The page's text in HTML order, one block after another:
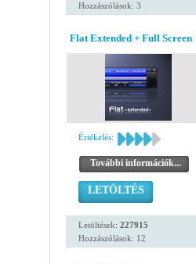
Hozzászólások: 3
Flat Extended + Full Screen
Értékelés:
További információk...
LETÖLTÉS
Letöltések: 227915
Hozzászólások: 12